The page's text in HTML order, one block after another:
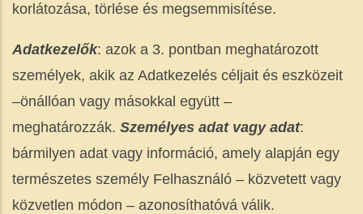
korlátozása, törlése és megsemmisítése.
Adatkezelők: azok a 3. pontban meghatározott
személyek, akik az Adatkezelés céljait és eszközeit
–önállóan vagy másokkal együtt –
meghatározzák. Személyes adat vagy adat:
bármilyen adat vagy információ, amely alapján egy
természetes személy Felhasználó – közvetett vagy
közvetlen módon – azonosíthatóvá válik.